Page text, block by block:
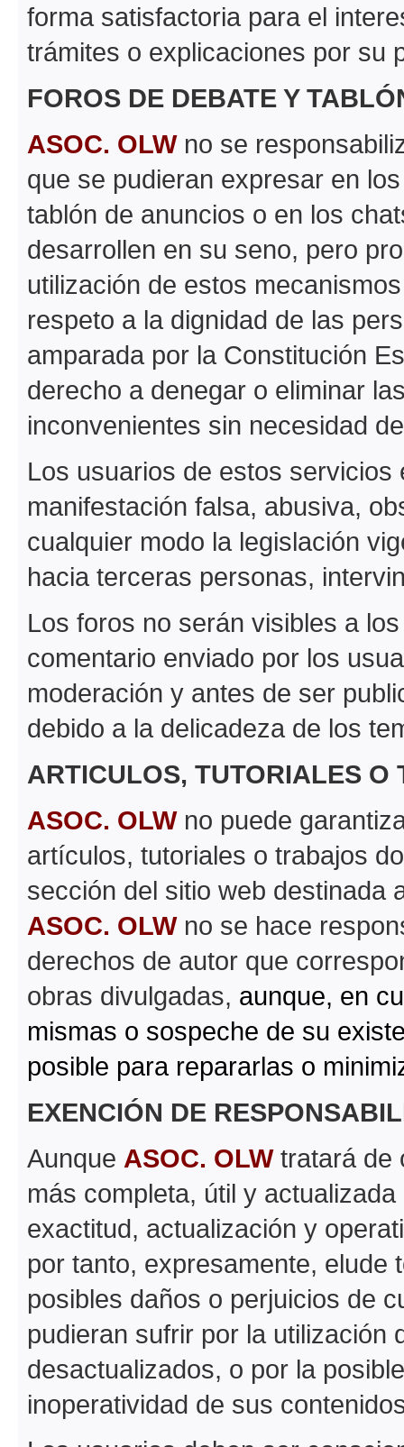
forma satisfactoria para el
trámites o explicaciones por su
FOROS DE DEBATE Y
ASOC. OLWno se
que se pudieran expresar en
tablón de anuncios o en los
desarrollen en su seno, pero
utilización de estos
respeto a la dignidad de las
amparada por la Constitución
derecho a denegar o eliminar
inconvenientes sin necesidad
Los usuarios de estos servicios
manifestación falsa, abusiva,
cualquier modo la legislación
hacia terceras personas,
Los foros no serán visibles a
comentario enviado por los
moderación y antes de ser
debido a la delicadeza de los
ARTICULOS, TUTORIALES
ASOC. OLWno puede
artículos, tutoriales o trabajos
sección del sitio web destinada
ASOC. OLW no se hace
derechos de autor que
obras divulgadas, aunque, en
mismas o sospeche de su
posible para repararlas o
EXENCIÓN DE
Aunque ASOC. OLWtratará de
más completa, útil y
exactitud, actualización y
por tanto, expresamente, elude
posibles daños o perjuicios de
pudieran sufrir por la utilización
desactualizados, o por la
inoperatividad de sus